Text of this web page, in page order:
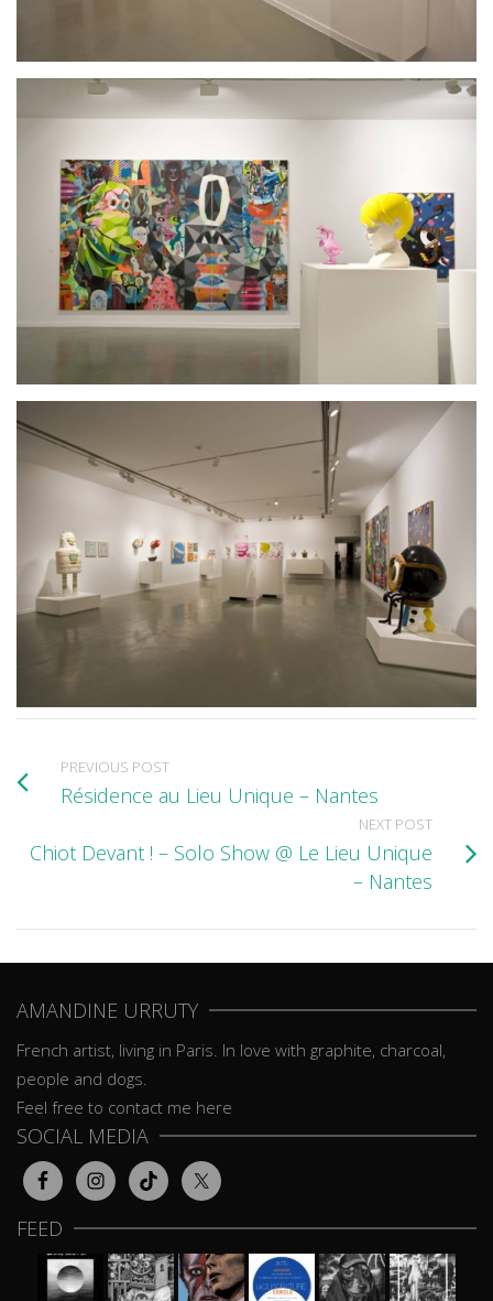
PREVIOUS POST
Résidence au Lieu Unique – Nantes
NEXT POST
Chiot Devant ! – Solo Show @ Le Lieu Unique
– Nantes
AMANDINE URRUTY
French artist, living in Paris. In love with graphite, charcoal,
people and dogs.
Feel free to contact me here
SOCIAL MEDIA
FEED